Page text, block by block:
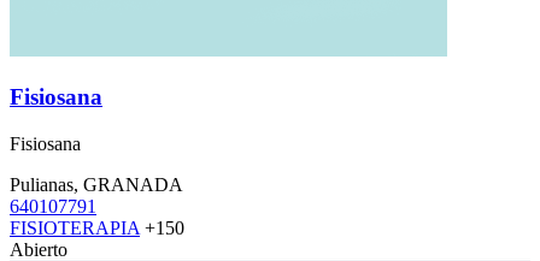
Fisiosana
Fisiosana
Pulianas, GRANADA
640107791
FISIOTERAPIA +150
Abierto